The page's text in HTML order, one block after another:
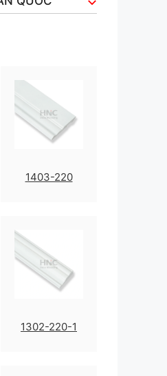
1403-220
1302-220-1